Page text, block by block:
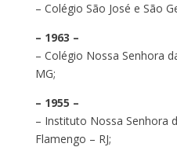
– Colégio São José e São
– 1963 –
– Colégio Nossa Senhora
MG;
– 1955 –
– Instituto Nossa Senhora
Flamengo – RJ;